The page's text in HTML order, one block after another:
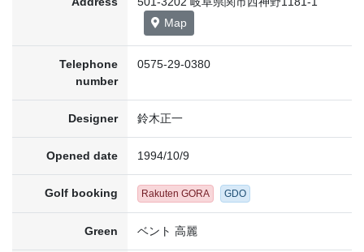
Map
Telephone
number
0575-29-0380
Designer 鈴木正一
Opened date 1994/10/9
Golf booking Rakuten GORA GDO
Green ベント 高麗